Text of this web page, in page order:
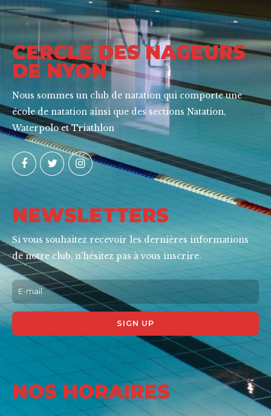
CERCLE DES NAGEURS
DE NYON
Nous sommes un club de natation qui comporte une
école de natation ainsi que des sections Natation,
Waterpolo et Triathlon
NEWSLETTERS
Si vous souhaitez recevoir les dernières informations
de notre club, n'hésitez pas à vous inscrire.
NOS HORAIRES